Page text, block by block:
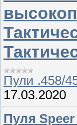
Пули .458/
17.03.2020
Пуля